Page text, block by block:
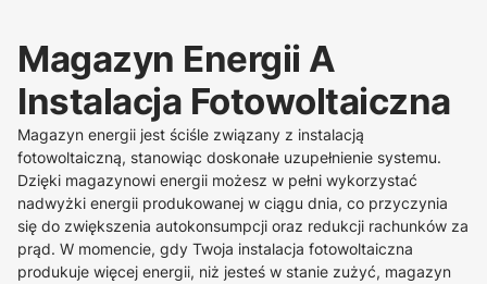
Magazyn Energii A
Instalacja Fotowoltaiczna
Magazyn energii jest ściśle związany z instalacją
fotowoltaiczną, stanowiąc doskonałe uzupełnienie systemu.
Dzięki magazynowi energii możesz w pełni wykorzystać
nadwyżki energii produkowanej w ciągu dnia, co przyczynia
się do zwiększenia autokonsumpcji oraz redukcji rachunków za
prąd. W momencie, gdy Twoja instalacja fotowoltaiczna
produkuje więcej energii, niż jesteś w stanie zużyć, magazyn